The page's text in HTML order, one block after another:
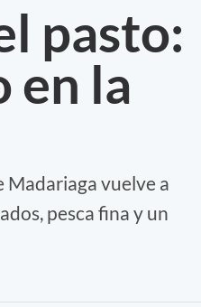
pasto:
en la
Madariaga vuelve a
pesca fina y un